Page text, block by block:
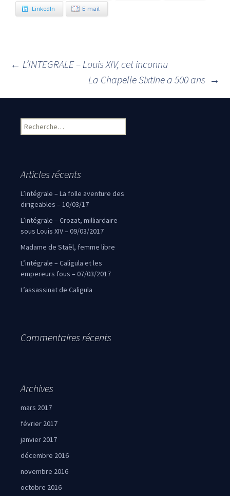
LinkedIn E-mail
Navigation des articles
← L’INTEGRALE – Louis XIV, cet inconnu
La Chapelle Sixtine a 500 ans →
Rechercher :
Articles récents
L’intégrale – La folle aventure des
dirigeables – 10/03/17
L’intégrale – Crozat, milliardaire
sous Louis XIV – 09/03/2017
Madame de Staël, femme libre
L’intégrale – Caligula et les
empereurs fous – 07/03/2017
L’assassinat de Caligula
Commentaires récents
Archives
mars 2017
février 2017
janvier 2017
décembre 2016
novembre 2016
octobre 2016